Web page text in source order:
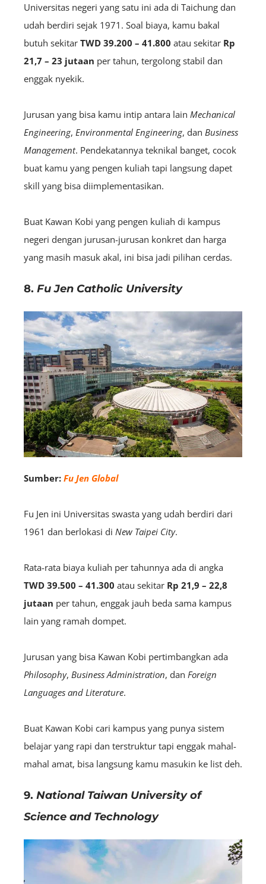
Universitas negeri yang satu ini ada di Taichung dan
udah berdiri sejak 1971. Soal biaya, kamu bakal
butuh sekitar TWD 39.200 – 41.800 atau sekitar Rp
21,7 – 23 jutaan per tahun, tergolong stabil dan
enggak nyekik.
Jurusan yang bisa kamu intip antara lain Mechanical
Engineering, Environmental Engineering, dan Business
Management. Pendekatannya teknikal banget, cocok
buat kamu yang pengen kuliah tapi langsung dapet
skill yang bisa diimplementasikan.
Buat Kawan Kobi yang pengen kuliah di kampus
negeri dengan jurusan-jurusan konkret dan harga
yang masih masuk akal, ini bisa jadi pilihan cerdas.
8. Fu Jen Catholic University
Sumber: Fu Jen Global
Fu Jen ini Universitas swasta yang udah berdiri dari
1961 dan berlokasi di New Taipei City.
Rata-rata biaya kuliah per tahunnya ada di angka
TWD 39.500 – 41.300 atau sekitar Rp 21,9 – 22,8
jutaan per tahun, enggak jauh beda sama kampus
lain yang ramah dompet.
Jurusan yang bisa Kawan Kobi pertimbangkan ada
Philosophy, Business Administration, dan Foreign
Languages and Literature.
Buat Kawan Kobi cari kampus yang punya sistem
belajar yang rapi dan terstruktur tapi enggak mahal-
mahal amat, bisa langsung kamu masukin ke list deh.
9. National Taiwan University of
Science and Technology